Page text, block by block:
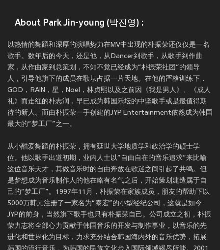
About Park Jin-young (박진영) :
以热情的舞蹈和深厚的演唱势力在MV中出现的朴振荣还仅仅是一名
歌手。数年后的今天，还是他，从Dancer到歌手，从歌手到作曲
家，从作曲家到总策划，不知不觉已经成为“朴振荣社团”的领导
人，引导他旗下的成员在歌坛占据一片天地。在他的严格训练下，
GOD，RAIN，星，Noel，林贞熙以及之前因《我是男人》、《成人
礼》而走红的朴志润，早已成为韩国乐坛的中坚歌手或是最值得期
待的新人。而由朴振荣一手创建的JYP Entertainment依然成为韩国
最大的“梦工厂”之一。
从小酷爱舞蹈的朴振荣，拥有延世大学地质学和政治学的硕士学
位。他以歌手出道初期，业内人士以“自由自在的音乐追求”来比喻
这位音乐天才，其做音乐时的自由奔放在歌迷之间引起了共鸣。但
是梦想成为音乐制作人的他在略有名气之后，开始策划建造属于自
己的“梦工厂”。1997年11月，朴振荣在家族成员，朋友的帮助下以
5000万韩元注册了一家名为“泰宏”的小型经纪公司，这就是如今
JYP的前身，当然旗下歌手也只有朴振荣自己。公司成立之初，朴振
荣力志将全部心力贡献于韩国音乐的开发与制作事业，以音乐的先
进化和世界化为目标，力求充分结合韩国海内外的音乐优势，拓展